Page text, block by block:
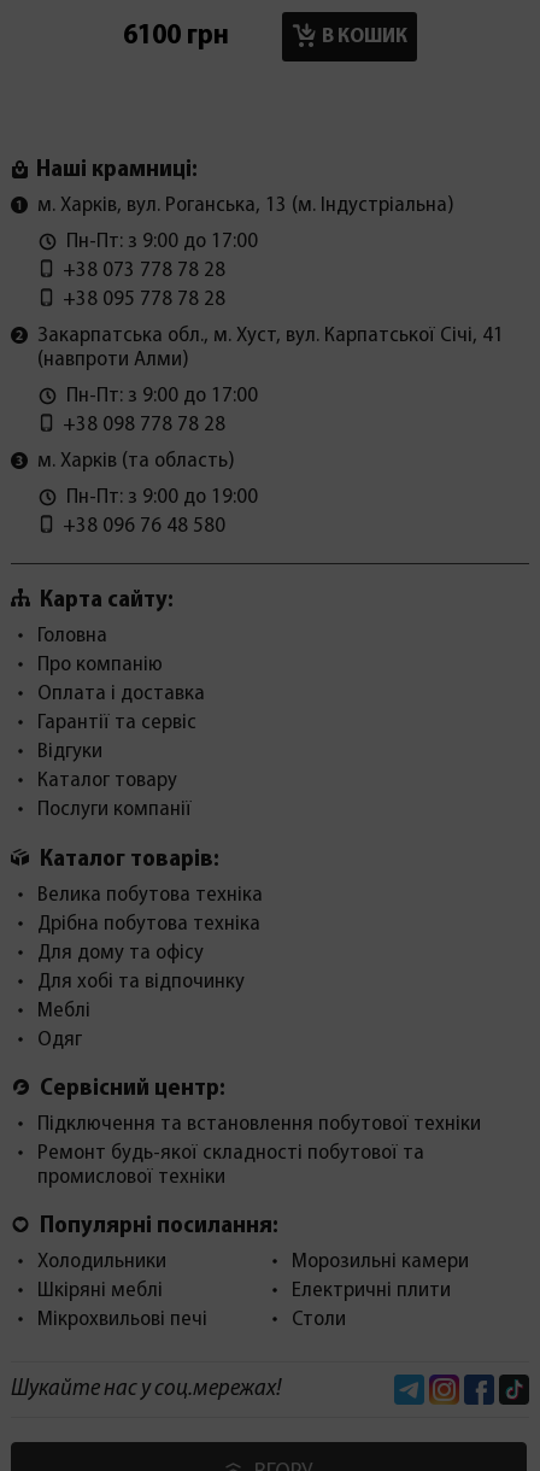
6100 грн В КОШИК
Наші крамниці:
м. Харків, вул. Роганська, 13 (м. Індустріальна)
Пн-Пт: з 9:00 до 17:00
+38 073 778 78 28
+38 095 778 78 28
Закарпатська обл., м. Хуст, вул. Карпатської Січі, 41
(навпроти Алми)
Пн-Пт: з 9:00 до 17:00
+38 098 778 78 28
м. Харків (та область)
Пн-Пт: з 9:00 до 19:00
+38 096 76 48 580
Карта сайту:
Головна
Про компанію
Оплата і доставка
Гарантії та сервіс
Відгуки
Каталог товару
Послуги компанії
Каталог товарів:
Велика побутова техніка
Дрібна побутова техніка
Для дому та офісу
Для хобі та відпочинку
Меблі
Одяг
Сервісний центр:
Підключення та встановлення побутової техніки
Ремонт будь-якої складності побутової та
промислової техніки
Популярні посилання:
Холодильники
Шкіряні меблі
Мікрохвильові печі
Морозильні камери
Електричні плити
Столи
Шукайте нас у соц.мережах! TelegramInstagram